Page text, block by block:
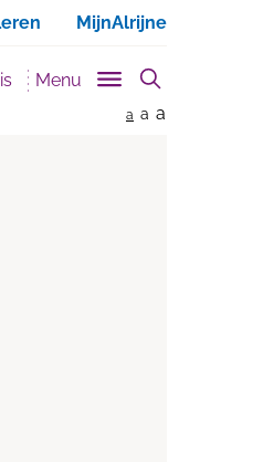
MijnAlrijne
Menu
a a a